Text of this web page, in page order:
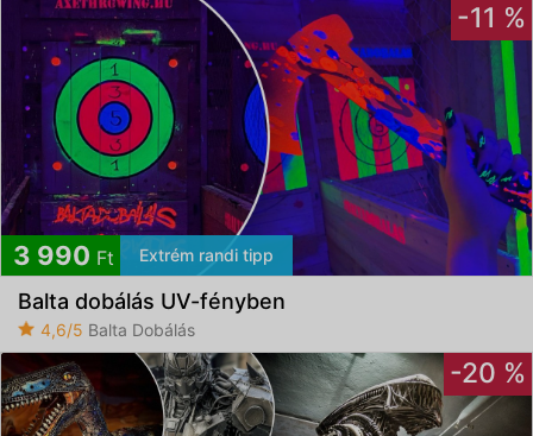
-11 %
3 990 Ft Extrém randi tipp
Balta dobálás UV-fényben
4,6/5 Balta Dobálás
-20 %